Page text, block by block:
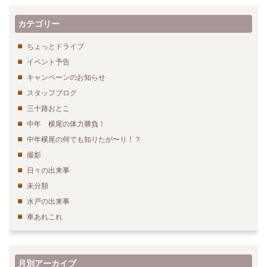
カテゴリー
ちょっとドライブ
イベント予告
キャンペーンのお知らせ
スタッフブログ
三十路おとこ
中年 横尾の体力勝負！
中年横尾の何でも知りたが〜り！？
撮影
日々の出来事
未分類
水戸の出来事
車あれこれ
月別アーカイブ